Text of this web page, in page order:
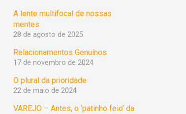
A lente multifocal de nossas
mentes
28 de agosto de 2025
Relacionamentos Genuínos
17 de novembro de 2024
O plural da prioridade
22 de maio de 2024
VAREJO – Antes, o ‘patinho feio’ da